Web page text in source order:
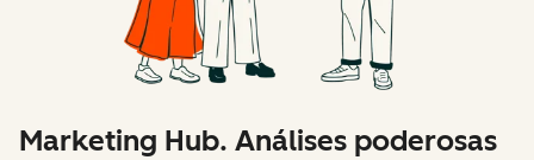
Marketing Hub. Análises poderosas